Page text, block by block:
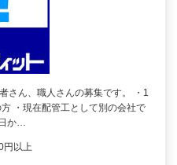
さん、職人さんの募集です。 ・1
・現在配管工として別の会社で
か…
円以上